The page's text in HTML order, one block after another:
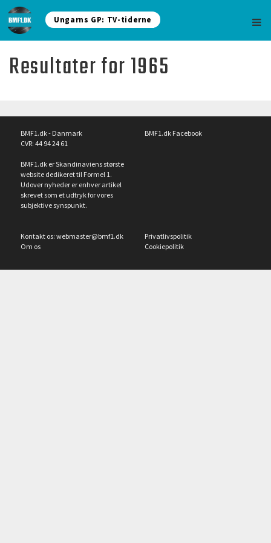
Ungarns GP: TV-tiderne
Resultater for 1965
BMF1.dk - Danmark
CVR: 44 94 24 61
BMF1.dk er Skandinaviens største
website dedikeret til Formel 1.
Udover nyheder er enhver artikel
skrevet som et udtryk for vores
subjektive synspunkt.
BMF1.dk Facebook
Kontakt os: webmaster@bmf1.dk
Om os
Privatlivspolitik
Cookiepolitik